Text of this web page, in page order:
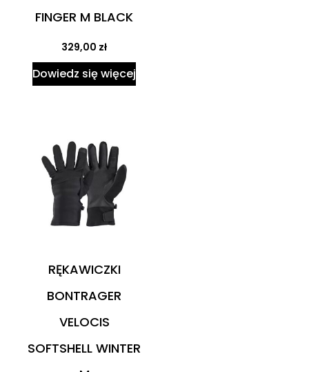
FINGER M BLACK
329,00 zł
Dowiedz się więcej
RĘKAWICZKI
BONTRAGER
VELOCIS
SOFTSHELL WINTER